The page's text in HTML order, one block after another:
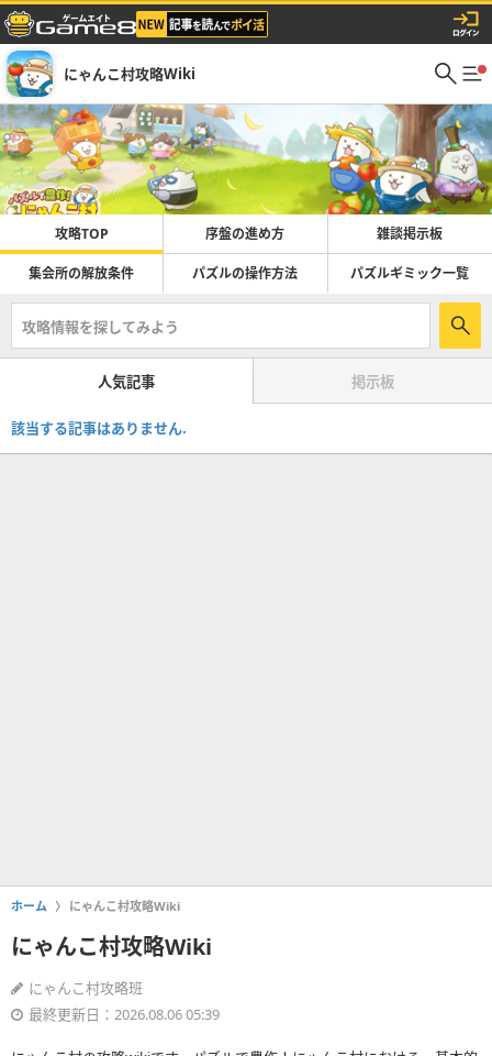
にゃんこ村攻略Wiki
攻略TOP 序盤の進め方 雑談掲示板
集会所の解放条件 パズルの操作方法 パズルギミック一覧
人気記事 掲示板
該当する記事はありません.
ホーム にゃんこ村攻略Wiki
にゃんこ村攻略Wiki
にゃんこ村攻略班
最終更新日：2026.08.06 05:39